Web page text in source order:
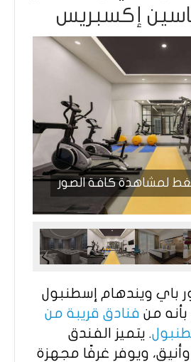
إكسبريس
لمشاهدة كافة الصور
باي ويندهام إسطنبول
من فنادق قريبة من
. يتميز الفندق
ويوفر غرفًا مجهزة